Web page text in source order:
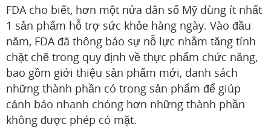
FDA cho biết, hơn một nửa dân số Mỹ dùng ít nhất
1 sản phẩm hỗ trợ sức khỏe hàng ngày. Vào đầu
năm, FDA đã thông báo sự nỗ lực nhằm tăng tính
chặt chẽ trong quy định về thực phẩm chức năng,
bao gồm giới thiệu sản phẩm mới, danh sách
những thành phần có trong sản phẩm để giúp
cảnh báo nhanh chóng hơn những thành phần
không được phép có mặt.